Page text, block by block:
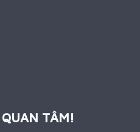
TÂM!